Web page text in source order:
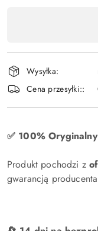
dostawa
Wysyłka:
Cena przesyłki::
✅ 100%
Produkt pochodzi z
gwarancją